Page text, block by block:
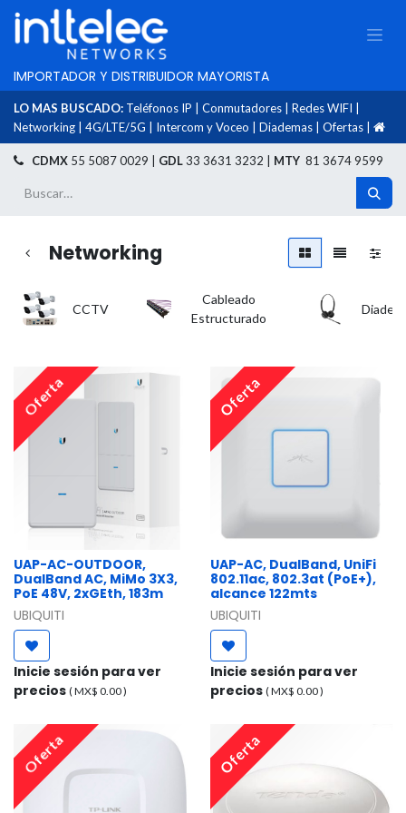
IMPORTADOR Y DISTRIBUIDOR MAYORISTA
LO MAS BUSCADO: Teléfonos IP Conmutadores Redes WIFI
Networking
4G/LTE/5G Intercom y Voceo Diademas Ofertas
CDMX 55 5087 0029 | GDL33 3631 3232 | MTY 81 3674 9599
Networking
CCTV
Cableado
Estructurado
Oferta
UAP-AC-OUTDOOR,
DualBand AC, MiMo 3X3,
PoE 48V, 2xGEth, 183m
UBIQUITI
Inicie sesión para ver
precios ( MX$ 0.00)
Oferta
UAP-AC, DualBand, UniFi
802.11ac, 802.3at (PoE+),
alcance 122mts
UBIQUITI
Inicie sesión para ver
precios ( MX$ 0.00)
Oferta Oferta